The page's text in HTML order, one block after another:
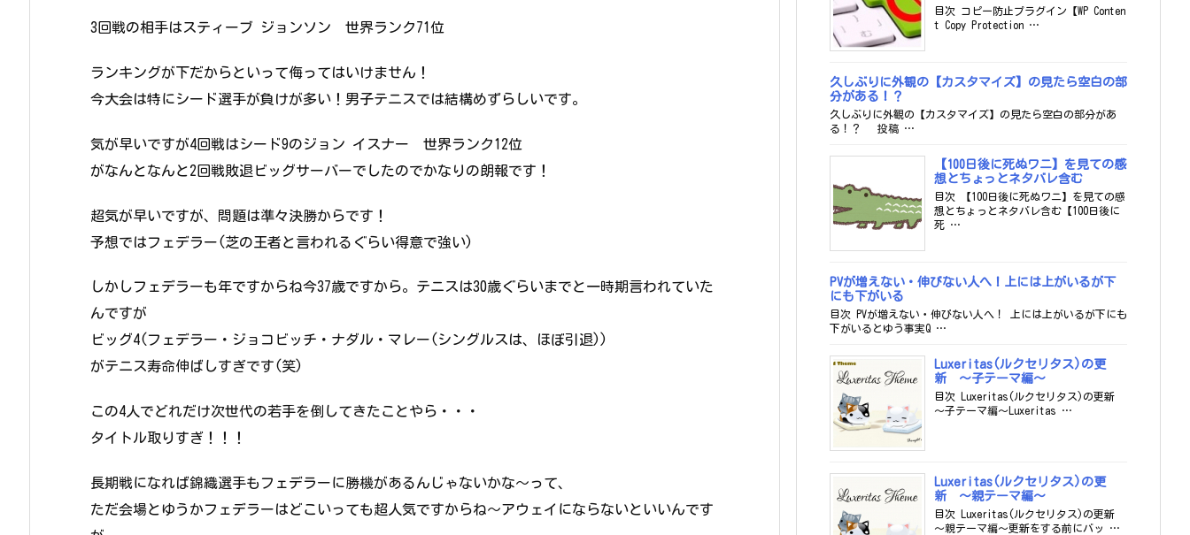
3回戦の相手はスティーブ ジョンソン 世界ランク71位
ランキングが下だからといって侮ってはいけません！
今大会は特にシード選手が負けが多い！男子テニスでは結構めずらしいです。
気が早いですが4回戦はシード9のジョン イスナー 世界ランク12位
がなんとなんと2回戦敗退ビッグサーバーでしたのでかなりの朗報です！
超気が早いですが、問題は準々決勝からです！
予想ではフェデラー(芝の王者と言われるぐらい得意で強い)
しかしフェデラーも年ですからね今37歳ですから。テニスは30歳ぐらいまでと一時期言われていた
んですが
ビッグ4(フェデラー・ジョコビッチ・ナダル・マレー(シングルスは、ほぼ引退))
がテニス寿命伸ばしすぎです(笑)
この4人でどれだけ次世代の若手を倒してきたことやら・・・
タイトル取りすぎ！！！
長期戦になれば錦織選手もフェデラーに勝機があるんじゃないかな～って、
ただ会場とゆうかフェデラーはどこいっても超人気ですからね～アウェイにならないといいんです
目次 コピー防止プラグイン【WP Conten
t Copy Protection …
久しぶりに外観の【カスタマイズ】の見たら空白の部
分がある！？
久しぶりに外観の【カスタマイズ】の見たら空白の部分があ
る！？ 投稿 …
【100日後に死ぬワニ】を見ての感
想とちょっとネタバレ含む
目次 【100日後に死ぬワニ】を見ての感
想とちょっとネタバレ含む【100日後に
死 …
PVが増えない・伸びない人へ！上には上がいるが下
にも下がいる
目次 PVが増えない・伸びない人へ！ 上には上がいるが下にも
下がいるとゆう事実Q …
Luxeritas(ルクセリタス)の更
新 ～子テーマ編～
目次 Luxeritas(ルクセリタス)の更新
～子テーマ編～Luxeritas …
Luxeritas(ルクセリタス)の更
新 ～親テーマ編～
目次 Luxeritas(ルクセリタス)の更新
～親テーマ編～更新をする前にバッ …